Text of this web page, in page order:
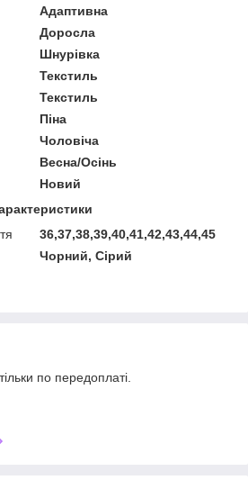
Адаптивна
Доросла
Шнурівка
Текстиль
Текстиль
Піна
Чоловіча
Весна/Осінь
Новий
36,37,38,39,40,41,42,43,44,45
Чорний, Сірий
по передоплаті.